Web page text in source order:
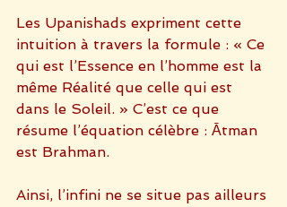
Les Upanishads expriment cette
intuition à travers la formule : « Ce
qui est l’Essence en l’homme est la
même Réalité que celle qui est
dans le Soleil. » C’est ce que
résume l’équation célèbre : Ātman
est Brahman.
Ainsi, l’infini ne se situe pas ailleurs